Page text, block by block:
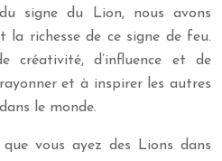
signe du Lion, nous avons
la richesse de ce signe de feu.
créativité, d’influence et de
et à inspirer les autres
le monde.
vous ayez des Lions dans